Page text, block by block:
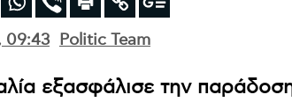
09:43 Politic Team
εξασφάλισε την